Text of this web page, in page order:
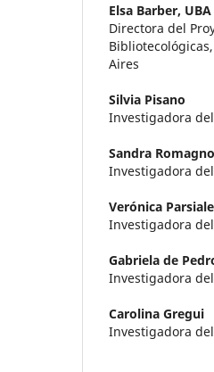
Elsa Barber,
Directora del
Aires
Silvia Pisano
Investigadora del
Sandra
Investigadora del
Verónica Parsiale
Investigadora del
Gabriela de
Investigadora del
Carolina Gregui
Investigadora del